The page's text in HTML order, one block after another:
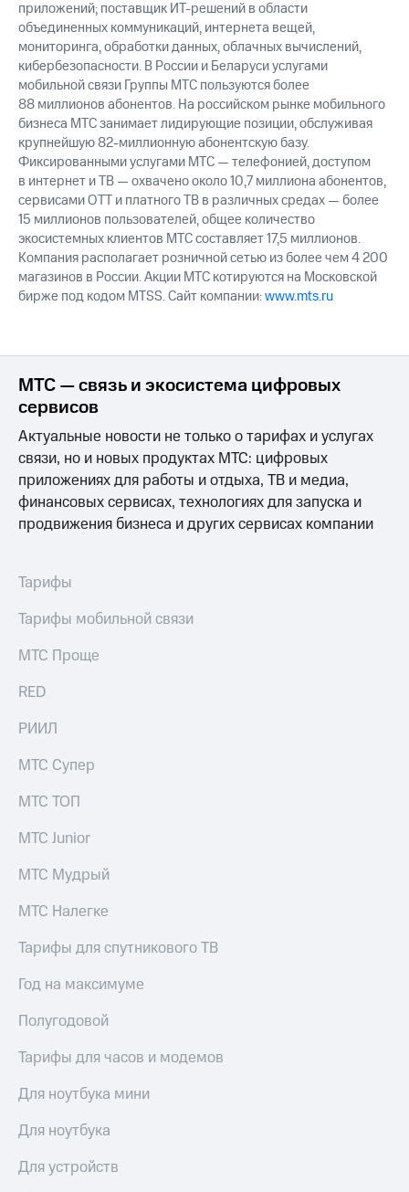
приложений; поставщик ИТ-решений в области
объединенных коммуникаций, интернета вещей,
мониторинга, обработки данных, облачных вычислений,
кибербезопасности. В России и Беларуси услугами
мобильной связи Группы МТС пользуются более
88 миллионов абонентов. На российском рынке мобильного
бизнеса МТС занимает лидирующие позиции, обслуживая
крупнейшую 82-миллионную абонентскую базу.
Фиксированными услугами МТС — телефонией, доступом
в интернет и ТВ — охвачено около 10,7 миллиона абонентов,
сервисами OTT и платного ТВ в различных средах — более
15 миллионов пользователей, общее количество
экосистемных клиентов МТС составляет 17,5 миллионов.
Компания располагает розничной сетью из более чем 4 200
магазинов в России. Акции МТС котируются на Московской
бирже под кодом MTSS. Сайт компании:www.mts.ru
МТС — связь и экосистема цифровых
сервисов
Актуальные новости не только о тарифах и услугах
связи, но и новых продуктах МТС: цифровых
приложениях для работы и отдыха, ТВ и медиа,
финансовых сервисах, технологиях для запуска и
продвижения бизнеса и других сервисах компании
Тарифы
Тарифы мобильной связи
МТС Проще
RED
РИИЛ
МТС Супер
МТС ТОП
МТС Junior
МТС Мудрый
МТС Налегке
Тарифы для спутникового ТВ
Год на максимуме
Полугодовой
Тарифы для часов и модемов
Для ноутбука мини
Для ноутбука
Для устройств